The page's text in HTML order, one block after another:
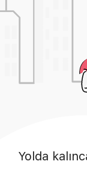
Yolda